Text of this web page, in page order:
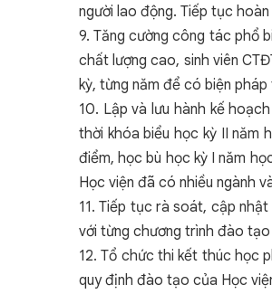
người lao động. Tiếp tục
9. Tăng cường công tác phổ
chất lượng cao, sinh viên
kỳ, từng năm để có biện
10. Lập và lưu hành kế
thời khóa biểu học kỳ II năm
điểm, học bù học kỳ I năm
Học viện đã có nhiều ngành
11. Tiếp tục rà soát, cập
với từng chương trình đào
12. Tổ chức thi kết thúc học
quy định đào tạo của Học